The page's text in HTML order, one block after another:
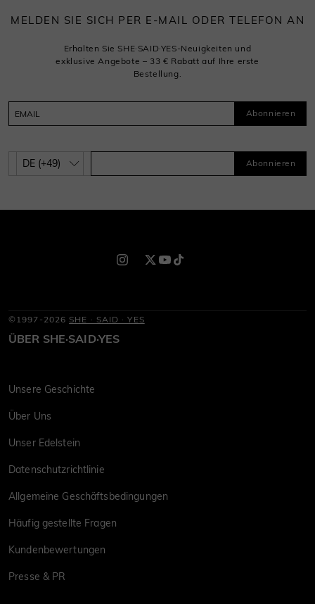
MELDEN SIE SICH PER E-MAIL ODER TELEFON AN
Erhalten Sie SHE·SAID·YES-Neuigkeiten und
exklusive Angebote – 33 € Rabatt auf Ihre erste
Bestellung.
Abonnieren
Abonnieren
©1997-2026 SHE · SAID · YES
ÜBER SHE·SAID·YES
Unsere Geschichte
Über Uns
Unser Edelstein
Datenschutzrichtlinie
Allgemeine Geschäftsbedingungen
Häufig gestellte Fragen
Kundenbewertungen
Presse & PR